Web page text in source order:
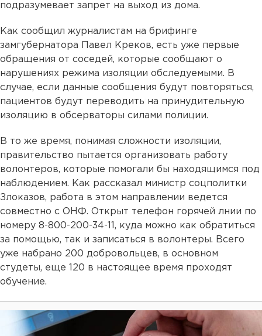
подразумевает запрет на выход из дома.
Как сообщил журналистам на брифинге
замгубернатора Павел Креков, есть уже первые
обращения от соседей, которые сообщают о
нарушениях режима изоляции обследуемыми. В
случае, если данные сообщения будут повторяться,
пациентов будут переводить на принудительную
изоляцию в обсерваторы силами полиции.
В то же время, понимая сложности изоляции,
правительство пытается организовать работу
волонтеров, которые помогали бы находящимся под
наблюдением. Как рассказал министр соцполитки
Злоказов, работа в этом направлении ведется
совместно с ОНФ. Открыт телефон горячей лнии по
номеру 8-800-200-34-11, куда можно как обратиться
за помощью, так и записаться в волонтеры. Всего
уже набрано 200 добровольцев, в основном
студеты, еще 120 в настоящее время проходят
обучение.